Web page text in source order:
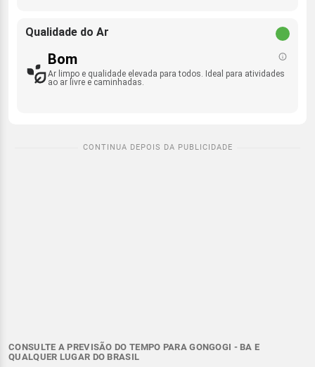
Qualidade do Ar
Bom
Ar limpo e qualidade elevada para todos. Ideal para atividades
ao ar livre e caminhadas.
CONSULTE A PREVISÃO DO TEMPO PARA GONGOGI - BA E
QUALQUER LUGAR DO BRASIL